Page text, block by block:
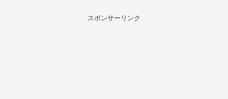
さんの弟について調べて...
スポンサーリンク